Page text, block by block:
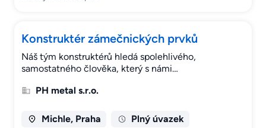
Konstruktér zámečnických prvků
Náš tým konstruktérů hledá spolehlivého,
samostatného člověka, který s námi…
PH metal s.r.o.
Michle, Praha Plný úvazek